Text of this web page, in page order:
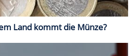
Land kommt die Münze?